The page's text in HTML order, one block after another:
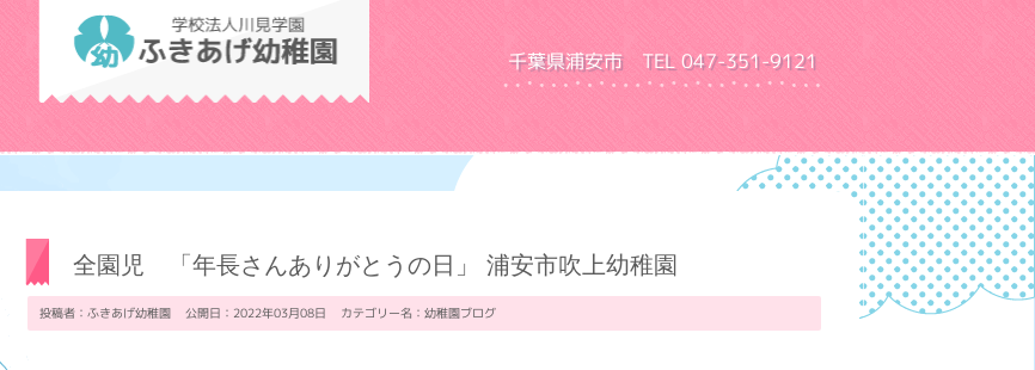
学校法人川見学園 ふきあげ幼稚園
千葉県浦安市 TEL 047-351-9121
全園児 「年長さんありがとうの日」 浦安市吹上幼稚園
投稿者：ふきあげ幼稚園 公開日：2022年03月08日 カテゴリー名： 幼稚園ブログ